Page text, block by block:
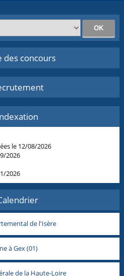
des concours
le 12/08/2026
2026
2026
de l'Isère
à Gex (01)
de la Haute-Loire